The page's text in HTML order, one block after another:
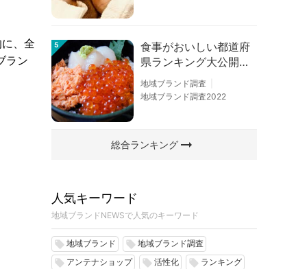
、全
ラン
5
食事がおいしい都道府
県ランキング大公開！
１位は北海道、３位は
大阪府、２位は〇〇
地域ブランド調査
地域ブランド調査2022
総合ランキングarrow_right_alt
人気キーワード
地域ブランドNEWSで人気のキーワード
local_offer 地域ブランド local_offer 地域ブランド調査
local_offer アンテナショップ local_offer 活性化 local_offer ランキング